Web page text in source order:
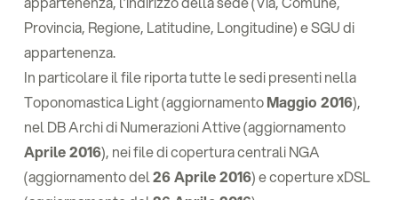
Provincia, Regione, Latitudine, Longitudine) e SGU di
appartenenza.
In particolare il file riporta tutte le sedi presenti nella
Toponomastica Light (aggiornamentoMaggio 2016),
nel DB Archi di Numerazioni Attive (aggiornamento
Aprile 2016), nei file di copertura centrali NGA
(aggiornamento del26 Aprile 2016) e coperture xDSL